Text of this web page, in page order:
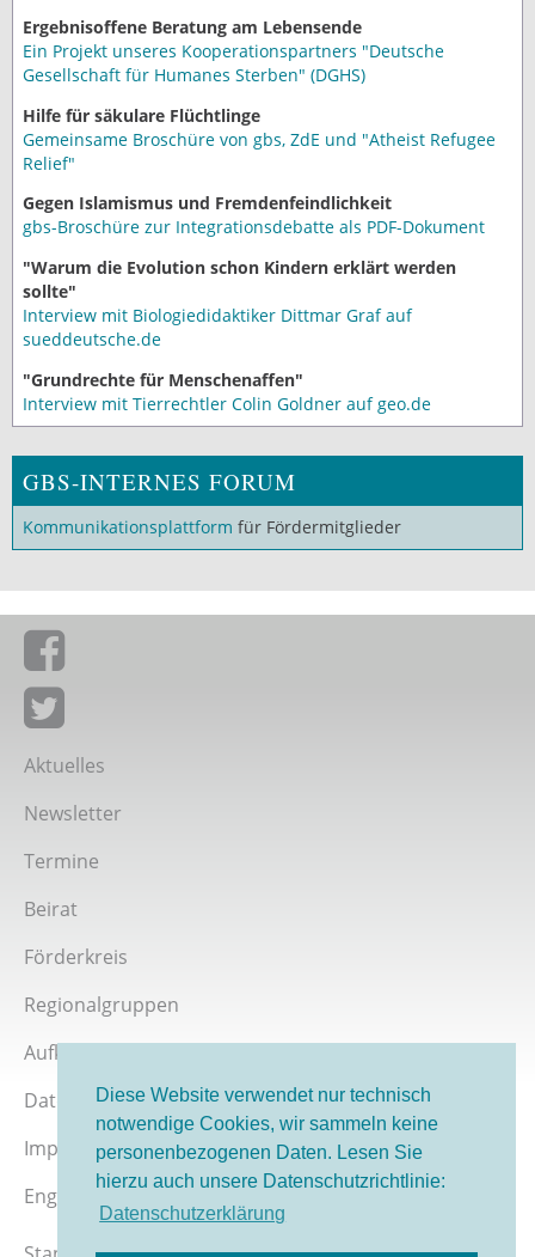
Diese Website verwendet nur technisch
notwendige Cookies, wir sammeln keine
personenbezogenen Daten. Lesen Sie
hierzu auch unsere Datenschutzrichtlinie:
Datenschutzerklärung
Ergebnisoffene Beratung am Lebensende
Ein Projekt unseres Kooperationspartners "Deutsche
Gesellschaft für Humanes Sterben" (DGHS)
Hilfe für säkulare Flüchtlinge
Gemeinsame Broschüre von gbs, ZdE und "Atheist Refugee
Relief"
Gegen Islamismus und Fremdenfeindlichkeit
gbs-Broschüre zur Integrationsdebatte als PDF-Dokument
"Warum die Evolution schon Kindern erklärt werden
sollte"
Interview mit Biologiedidaktiker Dittmar Graf auf
sueddeutsche.de
"Grundrechte für Menschenaffen"
Interview mit Tierrechtler Colin Goldner auf geo.de
GBS-INTERNES FORUM
Kommunikationsplattform für Fördermitglieder
Giordano-Bruno-Stiftung auf Facebook
Giordano-Bruno-Stiftung bei Twitter
Aktuelles
Newsletter
Termine
Beirat
Förderkreis
Regionalgruppen
Aufklärer werden
Datenschutz
Impressum
English version